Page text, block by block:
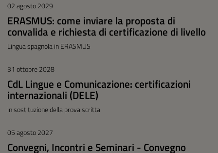
02 agosto 2029
ERASMUS: come inviare la proposta di
convalida e richiesta di certificazione di livello
Lingua spagnola in ERASMUS
31 ottobre 2028
CdL Lingue e Comunicazione: certificazioni
internazionali (DELE)
in sostituzione della prova scritta
05 agosto 2027
Convegni, Incontri e Seminari - Convegno